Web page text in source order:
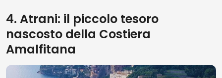
4. Atrani: il piccolo tesoro
nascosto della Costiera
Amalfitana